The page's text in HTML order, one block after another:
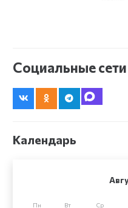
Социальные сети
Календарь
Пн Вт Ср